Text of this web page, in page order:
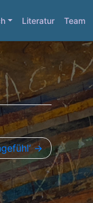
Literatur Team